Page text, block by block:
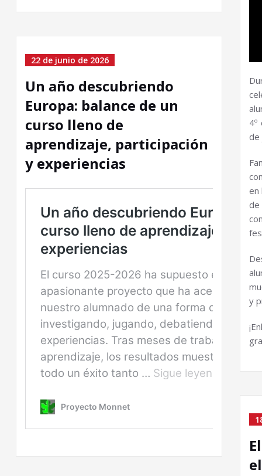
22 de junio de 2026
Un año descubriendo
Europa: balance de un
curso lleno de
aprendizaje, participación
y experiencias
de
en
de
y